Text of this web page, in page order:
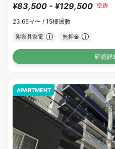
¥83,500 - ¥129,500 空房
23.65㎡〜 / 15樓層數
附家具家電 無押金
確認詳
APARTMENT